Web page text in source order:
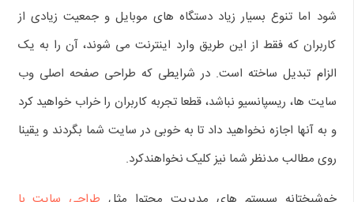
شود اما تنوع بسیار زیاد دستگاه های موبایل و جمعیت زیادی از
کاربران که فقط از این طریق وارد اینترنت می شوند، آن را به یک
الزام تبدیل ساخته است. در شرایطی که طراحی صفحه اصلی وب
سایت ها، ریسپانسیو نباشد، قطعا تجربه کاربران را خراب خواهید کرد
و به آنها اجازه نخواهید داد تا به خوبی در سایت شما بگردند و یقینا
روی مطالب مدنظر شما نیز کلیک نخواهندکرد.